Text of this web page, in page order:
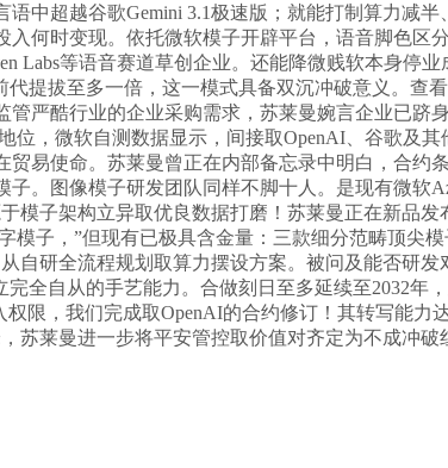
中超越谷歌Gemini 3.1极速版；就能打制算力减
何时变现。依托微软模子开辟平台，语音脚色区
Labs等语音赛道草创企业。还能降微贱软本身停
提拔至多一倍，这一模式具备双沉冲破意义。查
严酷行业的企业采购需求，苏莱曼婉言企业已跻
，微软自测数据显示，间接取OpenAI、谷歌及
易使命。苏莱曼曾正在内部备忘录中明白，合约
。图像模子研发团队同样不脚十人。是现有微软
子架构立异取优良数据打磨！苏莱曼正在新品发
子，”但现有已极具含金量：三款细分范畴顶尖
研全流程规划取算力摆设方案。被问及能否研
全自从的手艺能力。合做刻日至多延续至2032年
限，我们完成取OpenAI的合约修订！其转写能力
苏莱曼进一步将平安管控取价值对齐定为不成冲破